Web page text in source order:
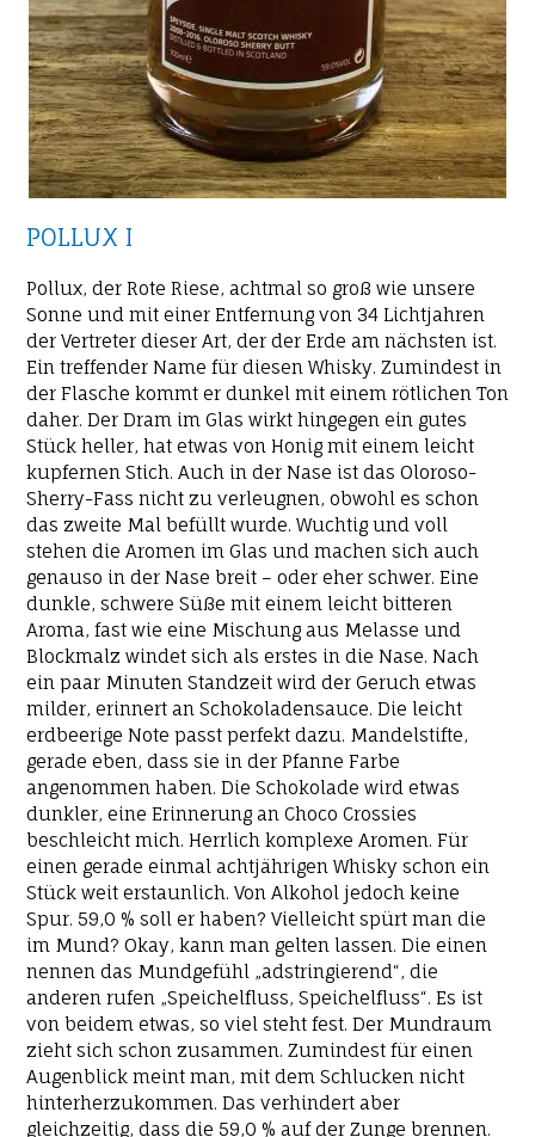
POLLUX I
Pollux, der Rote Riese, achtmal so groß wie unsere
Sonne und mit einer Entfernung von 34 Lichtjahren
der Vertreter dieser Art, der der Erde am nächsten ist.
Ein treffender Name für diesen Whisky. Zumindest in
der Flasche kommt er dunkel mit einem rötlichen Ton
daher. Der Dram im Glas wirkt hingegen ein gutes
Stück heller, hat etwas von Honig mit einem leicht
kupfernen Stich. Auch in der Nase ist das Oloroso-
Sherry-Fass nicht zu verleugnen, obwohl es schon
das zweite Mal befüllt wurde. Wuchtig und voll
stehen die Aromen im Glas und machen sich auch
genauso in der Nase breit – oder eher schwer. Eine
dunkle, schwere Süße mit einem leicht bitteren
Aroma, fast wie eine Mischung aus Melasse und
Blockmalz windet sich als erstes in die Nase. Nach
ein paar Minuten Standzeit wird der Geruch etwas
milder, erinnert an Schokoladensauce. Die leicht
erdbeerige Note passt perfekt dazu. Mandelstifte,
gerade eben, dass sie in der Pfanne Farbe
angenommen haben. Die Schokolade wird etwas
dunkler, eine Erinnerung an Choco Crossies
beschleicht mich. Herrlich komplexe Aromen. Für
einen gerade einmal achtjährigen Whisky schon ein
Stück weit erstaunlich. Von Alkohol jedoch keine
Spur. 59,0 % soll er haben? Vielleicht spürt man die
im Mund? Okay, kann man gelten lassen. Die einen
nennen das Mundgefühl „adstringierend“, die
anderen rufen „Speichelfluss, Speichelfluss“. Es ist
von beidem etwas, so viel steht fest. Der Mundraum
zieht sich schon zusammen. Zumindest für einen
Augenblick meint man, mit dem Schlucken nicht
hinterherzukommen. Das verhindert aber
gleichzeitig, dass die 59,0 % auf der Zunge brennen.